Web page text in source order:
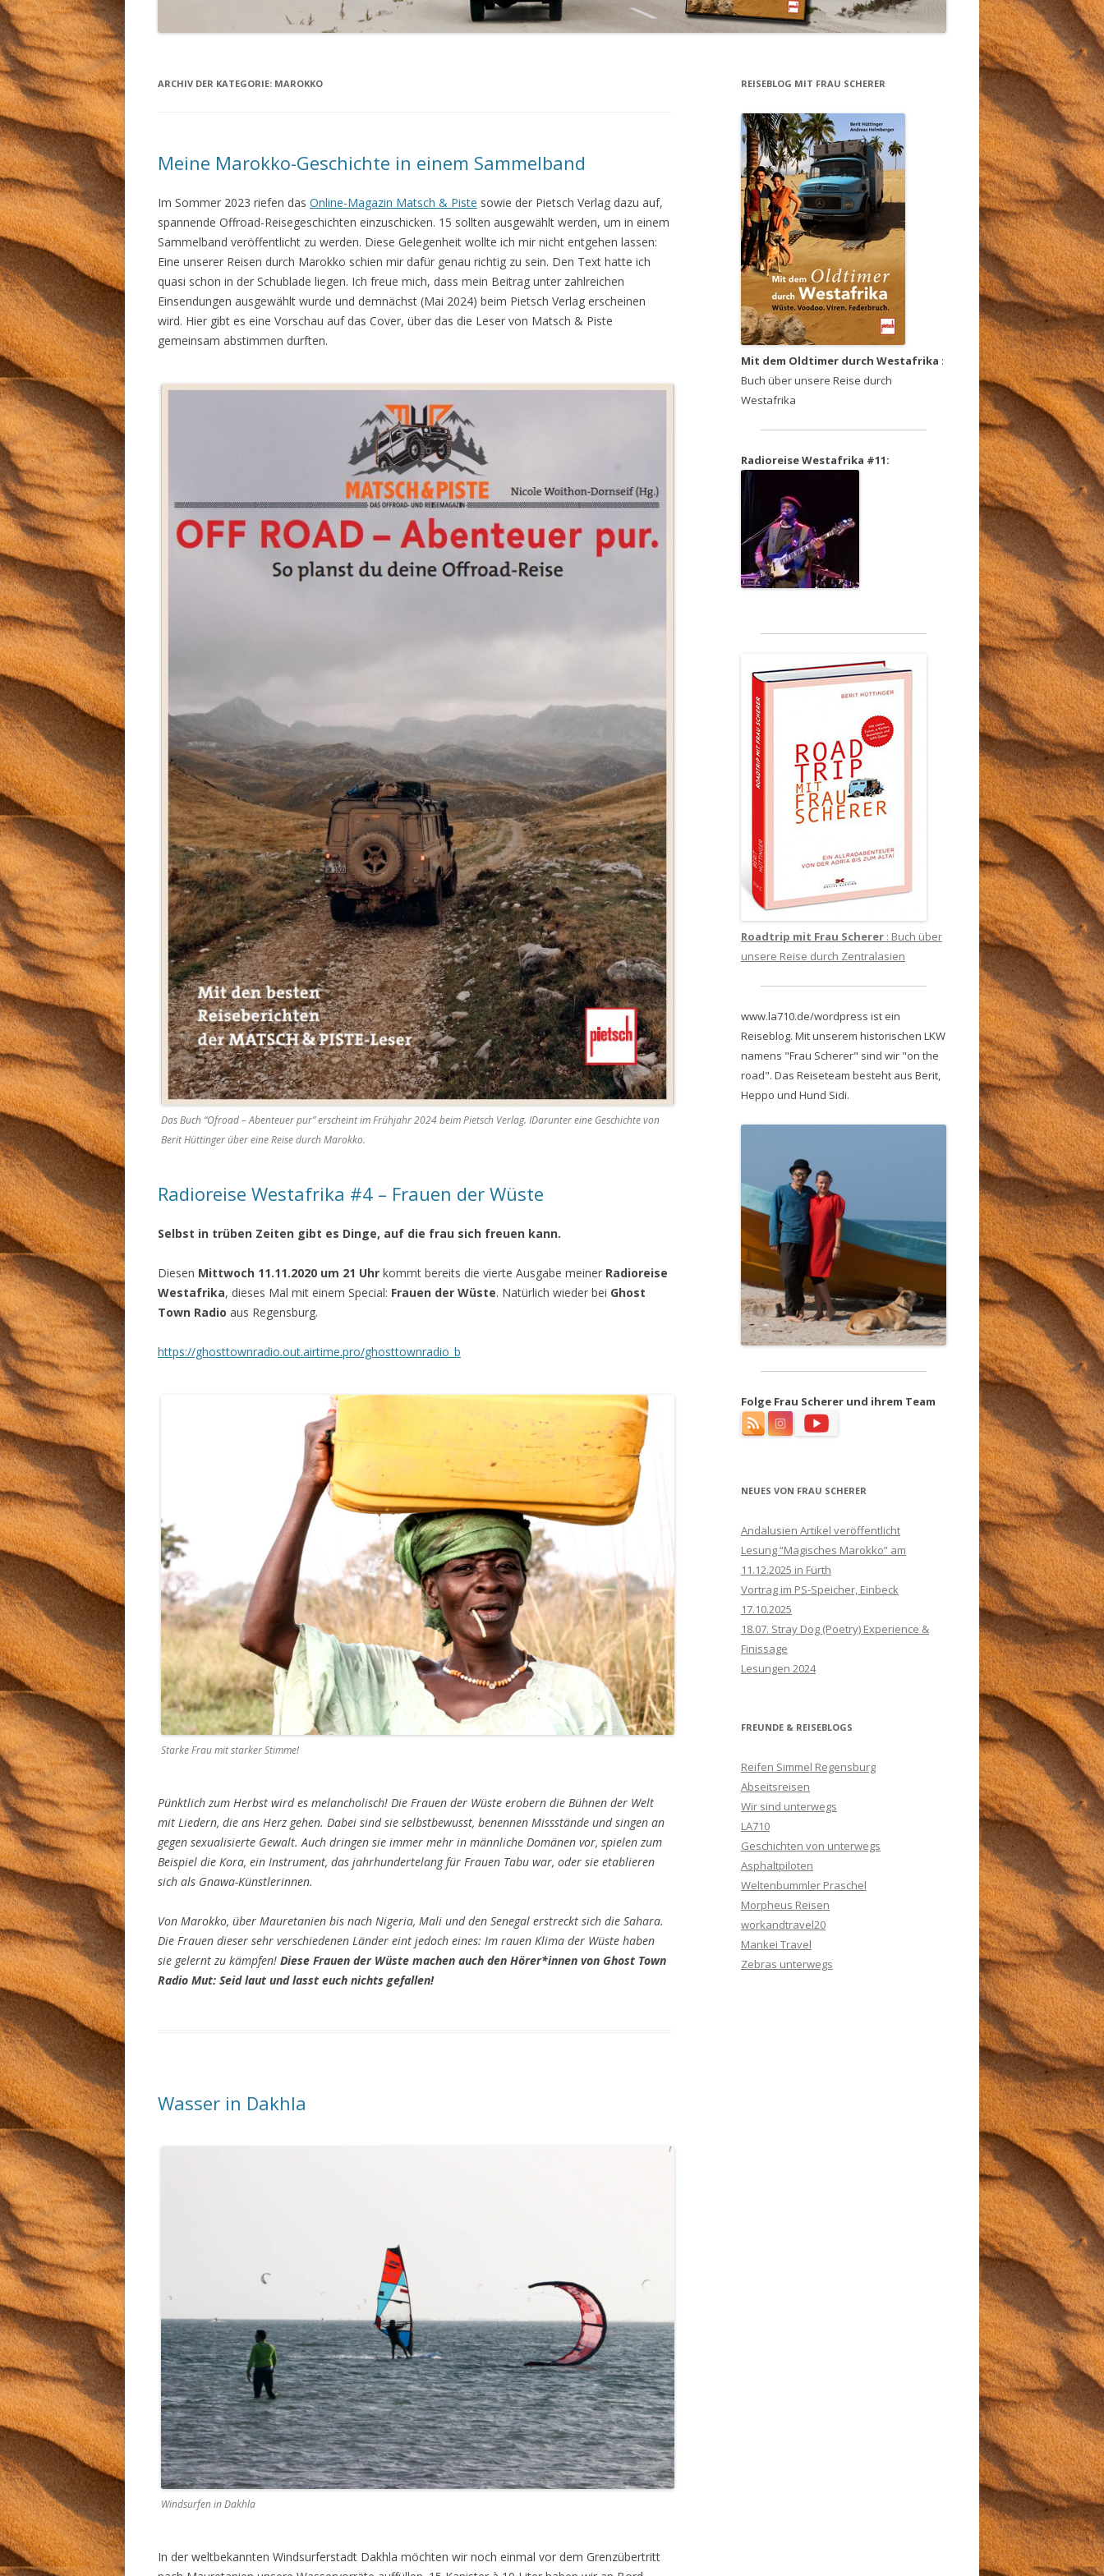
MYSTERIEN DES MAKABREN
NONNE UND KELLER
DIE SPIRITUELLE KARTOFFEL
SEATTLE VON UNGARN II
FRUCHTSUPPE
ICH BIN GOTT!
SCHÖNER, BESSER UND SÜSSER
MADE IN PÉCS
SOMMER DER LIEBE II
SIDI
REISENACHWEHEN DER UNFALL TAFRAOUTE
TILOUGGUITE
AIT BOU GOUMEZ
OUM ERRIBA
MENSCHEN IN MAROKKO
ARCHIV DER KATEGORIE: MAROKKO
Meine Marokko-Geschichte in einem Sammelband
Im Sommer 2023 riefen das Online-Magazin Matsch & Piste sowie der Pietsch Verlag dazu auf,
spannende Offroad-Reisegeschichten einzuschicken. 15 sollten ausgewählt werden, um in einem
Sammelband veröffentlicht zu werden. Diese Gelegenheit wollte ich mir nicht entgehen lassen:
Eine unserer Reisen durch Marokko schien mir dafür genau richtig zu sein. Den Text hatte ich
quasi schon in der Schublade liegen. Ich freue mich, dass mein Beitrag unter zahlreichen
Einsendungen ausgewählt wurde und demnächst (Mai 2024) beim Pietsch Verlag erscheinen
wird. Hier gibt es eine Vorschau auf das Cover, über das die Leser von Matsch & Piste
gemeinsam abstimmen durften.
Das Buch “Ofroad – Abenteuer pur” erscheint im Frühjahr 2024 beim Pietsch Verlag. IDarunter eine Geschichte von
Berit Hüttinger über eine Reise durch Marokko.
Radioreise Westafrika #4 – Frauen der Wüste
Selbst in trüben Zeiten gibt es Dinge, auf die frau sich freuen kann.
Diesen Mittwoch 11.11.2020 um 21 Uhr kommt bereits die vierte Ausgabe meiner Radioreise
Westafrika, dieses Mal mit einem Special: Frauen der Wüste. Natürlich wieder bei Ghost
Town Radio aus Regensburg.
https://ghosttownradio.out.airtime.pro/ghosttownradio_b
Starke Frau mit starker Stimme!
Pünktlich zum Herbst wird es melancholisch! Die Frauen der Wüste erobern die Bühnen der Welt
mit Liedern, die ans Herz gehen. Dabei sind sie selbstbewusst, benennen Missstände und singen an
gegen sexualisierte Gewalt. Auch dringen sie immer mehr in männliche Domänen vor, spielen zum
Beispiel die Kora, ein Instrument, das jahrhundertelang für Frauen Tabu war, oder sie etablieren
sich als Gnawa-Künstlerinnen.
Von Marokko, über Mauretanien bis nach Nigeria, Mali und den Senegal erstreckt sich die Sahara.
Die Frauen dieser sehr verschiedenen Länder eint jedoch eines: Im rauen Klima der Wüste haben
sie gelernt zu kämpfen! Diese Frauen der Wüste machen auch den Hörer*innen von Ghost Town
Radio Mut: Seid laut und lasst euch nichts gefallen!
Wasser in Dakhla
Windsurfen in Dakhla
In der weltbekannten Windsurferstadt Dakhla möchten wir noch einmal vor dem Grenzübertritt
REISEBLOG MIT FRAU SCHERER
Mit dem Oldtimer durch Westafrika :
Buch über unsere Reise durch
Westafrika
Radioreise Westafrika #11:
Roadtrip mit Frau Scherer : Buch über
unsere Reise durch Zentralasien
www.la710.de/wordpress ist ein
Reiseblog. Mit unserem historischen LKW
namens "Frau Scherer" sind wir "on the
road". Das Reiseteam besteht aus Berit,
Heppo und Hund Sidi.
Folge Frau Scherer und ihrem Team
NEUES VON FRAU SCHERER
Andalusien Artikel veröffentlicht
Lesung “Magisches Marokko” am
11.12.2025 in Fürth
Vortrag im PS-Speicher, Einbeck
17.10.2025
18.07. Stray Dog (Poetry) Experience &
Finissage
Lesungen 2024
FREUNDE & REISEBLOGS
Reifen Simmel Regensburg
Abseitsreisen
Wir sind unterwegs
LA710
Geschichten von unterwegs
Asphaltpiloten
Weltenbummler Praschel
Morpheus Reisen
workandtravel20
Mankei Travel
Zebras unterwegs